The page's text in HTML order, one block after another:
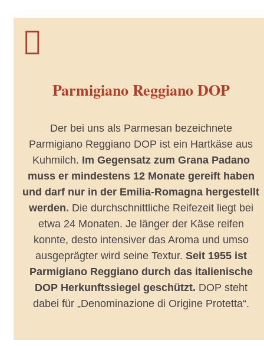

Parmigiano Reggiano DOP
Der bei uns als Parmesan bezeichnete
Parmigiano Reggiano DOP ist ein Hartkäse aus
Kuhmilch. Im Gegensatz zum Grana Padano
muss er mindestens 12 Monate gereift haben
und darf nur in der Emilia-Romagna hergestellt
werden. Die durchschnittliche Reifezeit liegt bei
etwa 24 Monaten. Je länger der Käse reifen
konnte, desto intensiver das Aroma und umso
ausgeprägter wird seine Textur. Seit 1955 ist
Parmigiano Reggiano durch das italienische
DOP Herkunftssiegel geschützt. DOP steht
dabei für „Denominazione di Origine Protetta“.